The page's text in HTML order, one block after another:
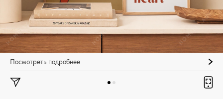
Посмотреть подробнее